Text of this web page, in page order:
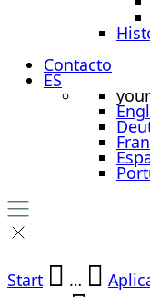
Contacto
ES
Start …